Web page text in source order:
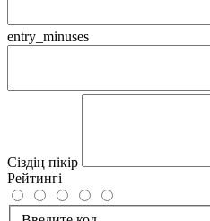
entry_minuses
Сіздің пікір
Рейтингі